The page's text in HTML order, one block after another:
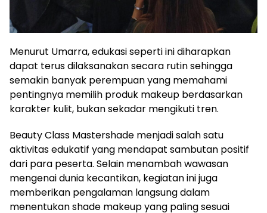
Menurut Umarra, edukasi seperti ini diharapkan
dapat terus dilaksanakan secara rutin sehingga
semakin banyak perempuan yang memahami
pentingnya memilih produk makeup berdasarkan
karakter kulit, bukan sekadar mengikuti tren.
Beauty Class Mastershade menjadi salah satu
aktivitas edukatif yang mendapat sambutan positif
dari para peserta. Selain menambah wawasan
mengenai dunia kecantikan, kegiatan ini juga
memberikan pengalaman langsung dalam
menentukan shade makeup yang paling sesuai